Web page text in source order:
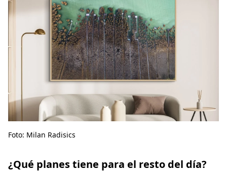
Foto: Milan Radisics
¿Qué planes tiene para el resto del día?